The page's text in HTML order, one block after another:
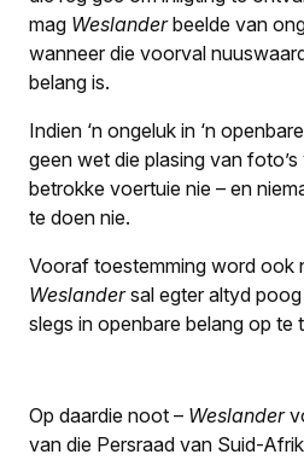
mag Weslanderbeelde van
wanneer die voorval
belang is.
Indien ‘n ongeluk in ‘n
geen wet die plasing van
betrokke voertuie nie – en
te doen nie.
Vooraf toestemming word ook
Weslandersal egter altyd
slegs in openbare belang op te
Op daardie noot – Weslander
van die Persraad van Suid-